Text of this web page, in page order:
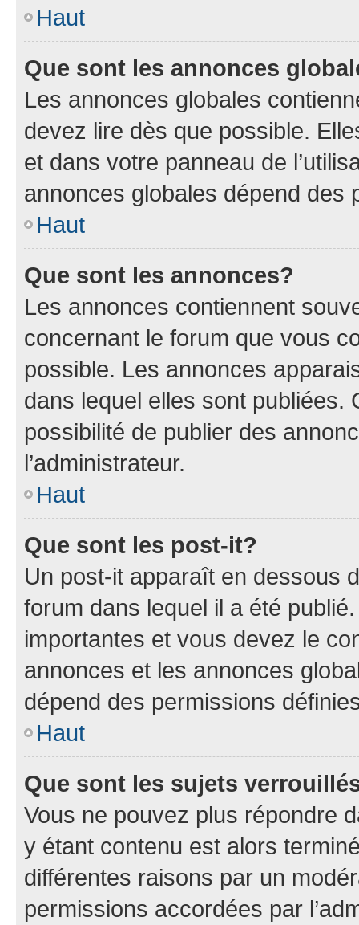
Haut
Que sont les annonces
Les annonces globales
devez lire dès que possible.
et dans votre panneau de
annonces globales dépend des
Haut
Que sont les annonces?
Les annonces contiennent
concernant le forum que vous
possible. Les annonces
dans lequel elles sont publiées.
possibilité de publier des
l’administrateur.
Haut
Que sont les post-it?
Un post-it apparaît en dessous
forum dans lequel il a été
importantes et vous devez le
annonces et les annonces
dépend des permissions
Haut
Que sont les sujets
Vous ne pouvez plus répondre
y étant contenu est alors
différentes raisons par un
permissions accordées par